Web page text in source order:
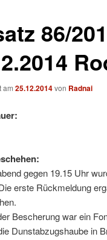
86/
am 25.12.2014von Radnai
gegen 19.15 Uhr
erste Rückmeldung
Bescherung war ein
Dunstabzugshaube in